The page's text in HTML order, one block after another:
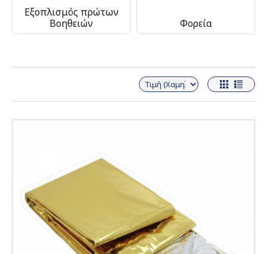
Εξοπλισμός πρώτων
Βοηθειών
Φορεία